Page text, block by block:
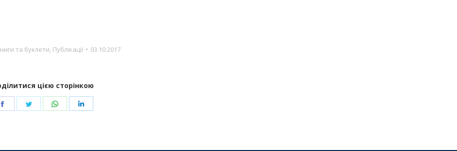
та буклети, Публікації 03.10.2017
цією сторінкою
Share
Share
Share